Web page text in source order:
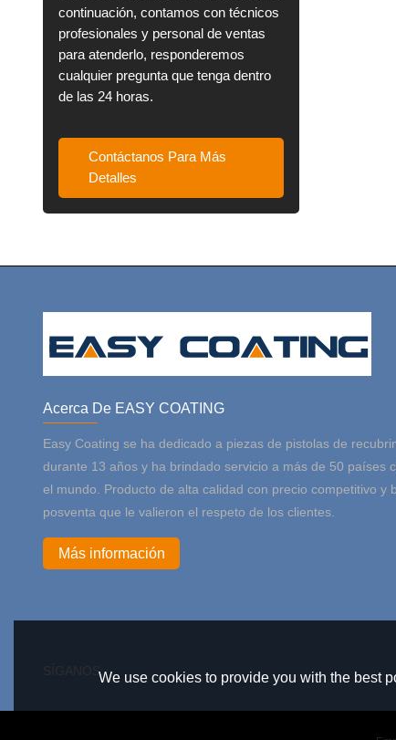
continuación, contamos con técnicos
profesionales y personal de ventas
para atenderlo, responderemos
cualquier pregunta que tenga dentro
de las 24 horas.
Contáctanos Para Más
Detalles
Acerca De EASY COATING
Easy Coating se ha dedicado a piezas de pistolas de
durante 13 años y ha brindado servicio a más de 50 países
el mundo. Producto de alta calidad con precio competitivo y
posventa que le valieron el respeto de los clientes.
Más información
SÍGANOS:We use cookies to provide you with the best